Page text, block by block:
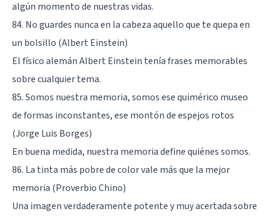
algún momento de nuestras vidas.
84. No guardes nunca en la cabeza aquello que te quepa en
un bolsillo (Albert Einstein)
El físico alemán Albert Einstein tenía frases memorables
sobre cualquier tema.
85. Somos nuestra memoria, somos ese quimérico museo
de formas inconstantes, ese montón de espejos rotos
(Jorge Luis Borges)
En buena medida, nuestra memoria define quiénes somos.
86. La tinta más pobre de color vale más que la mejor
memoria (Proverbio Chino)
Una imagen verdaderamente potente y muy acertada sobre